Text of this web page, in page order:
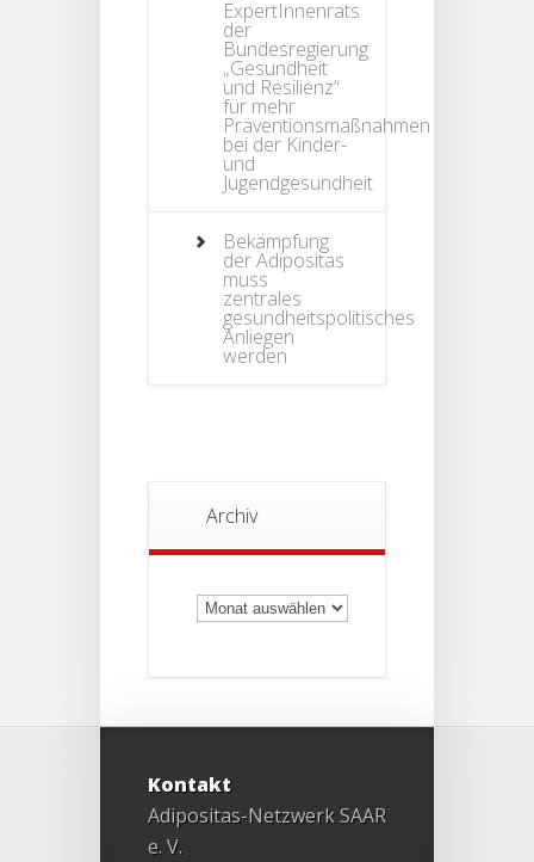
ExpertInnenrats
der
Bundesregierung
„Gesundheit
und Resilienz“
für mehr
Präventionsmaßnahmen
bei der Kinder-
und
Jugendgesundheit
Bekämpfung
der Adipositas
muss
zentrales
gesundheitspolitisches
Anliegen
werden
Archiv
Archiv
Kontakt
Adipositas-Netzwerk SAAR
e. V.